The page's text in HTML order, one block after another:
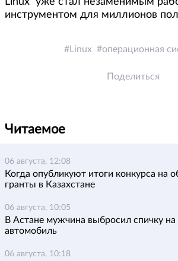
инструментом для миллионов
Linux операционная
Поделиться
Читаемое
06 августа, 12:08
Когда опубликуют итоги конкурса на
гранты в Казахстане
06 августа, 10:05
В Астане мужчина выбросил спичку
автомобиль
06 августа, 10:18